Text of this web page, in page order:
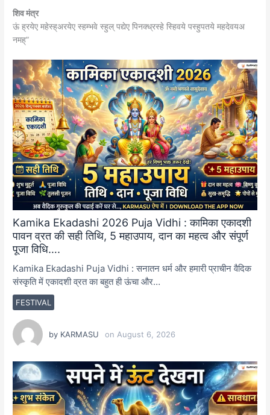
शिव मंत्र
ऊं ह्रयेए महेस्ह्अरयेए स्हम्भवे स्हुल् पद्येए पिनक्ध्रस्हे स्हिवये पस्हुपतये महदेवयअ
नमह्”
Kamika Ekadashi 2026 Puja Vidhi : कामिका एकादशी
पावन व्रत की सही तिथि, 5 महाउपाय, दान का महत्व और संपूर्ण
पूजा विधि….
FESTIVAL
Kamika Ekadashi Puja Vidhi : सनातन धर्म और हमारी प्राचीन वैदिक
संस्कृति में एकादशी व्रत का बहुत ही ऊंचा और…
by KARMASU on August 6, 2026